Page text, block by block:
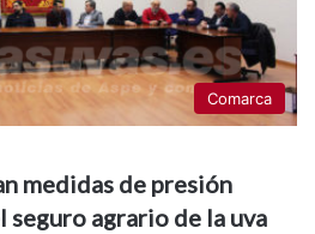
Comarca
medidas de presión
seguro agrario de la uva